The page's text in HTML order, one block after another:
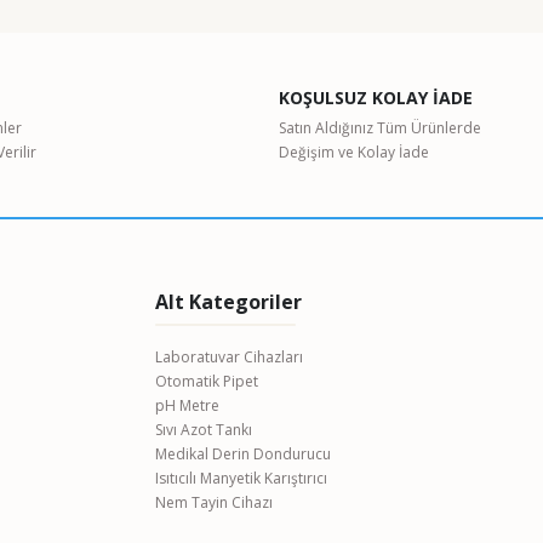
KOŞULSUZ KOLAY İADE
Satın Aldığınız Tüm Ürünlerde
Değişim ve Kolay İade
Alt Kategoriler
Laboratuvar Cihazları
Otomatik Pipet
pH Metre
Sıvı Azot Tankı
Medikal Derin Dondurucu
Isıtıcılı Manyetik Karıştırıcı
Nem Tayin Cihazı